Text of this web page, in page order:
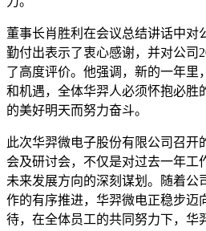
董事长肖胜利在会议总结讲话中对
勤付出表示了衷心感谢，并对公司
了高度评价。他强调，新的一年里
和机遇，全体华羿人必须怀抱必胜
的美好明天而努力奋斗。
此次华羿微电子股份有限公司召开
会及研讨会，不仅是对过去一年工
未来发展方向的深刻谋划。随着公
作的有序推进，华羿微电正稳步迈
待，在全体员工的共同努力下，华